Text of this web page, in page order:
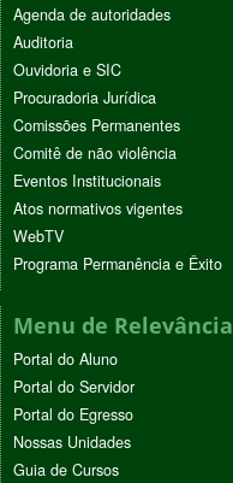
Agenda de autoridades
Auditoria
Ouvidoria e SIC
Procuradoria Jurídica
Comissões Permanentes
Comitê de não violência
Eventos Institucionais
Atos normativos vigentes
WebTV
Programa Permanência e Êxito
Menu de Relevância
Portal do Aluno
Portal do Servidor
Portal do Egresso
Nossas Unidades
Guia de Cursos